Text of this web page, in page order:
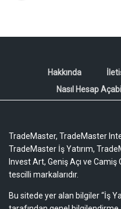
Hakkında
Nasıl Hesap
TradeMaster, TradeMaster
TradeMaster İş Yatırım,
Invest Art, Geniş Açı ve
tescilli markalarıdır.
Bu sitede yer alan bilgiler “İş